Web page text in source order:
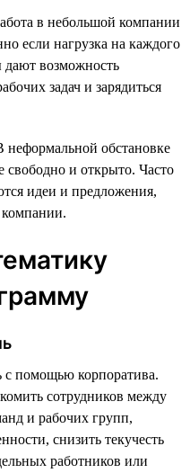
в небольшой компании
если нагрузка на каждого
дают возможность
задач и зарядиться
неформальной обстановке
свободно и открыто. Часто
идеи и предложения,
с помощью корпоратива.
сотрудников между
и рабочих групп,
снизить текучесть
работников или